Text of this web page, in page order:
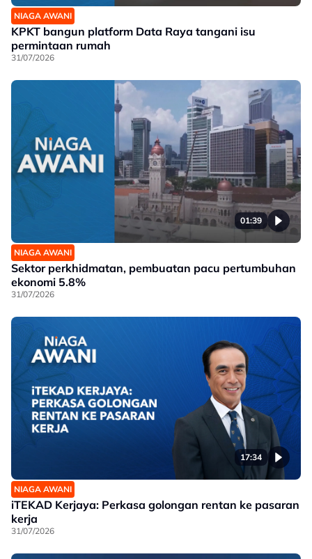
NIAGA AWANI
KPKT bangun platform Data Raya tangani isu
permintaan rumah
31/07/2026
01:39
NIAGA AWANI
Sektor perkhidmatan, pembuatan pacu pertumbuhan
ekonomi 5.8%
31/07/2026
17:34
NIAGA AWANI
iTEKAD Kerjaya: Perkasa golongan rentan ke pasaran
kerja
31/07/2026